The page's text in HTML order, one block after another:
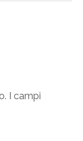
I campi